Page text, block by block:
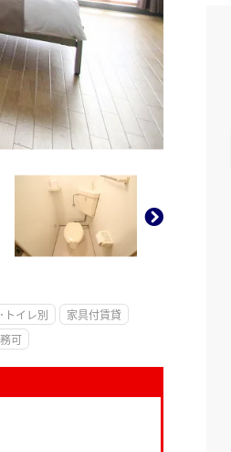
トイレ別
家具付賃貸
可